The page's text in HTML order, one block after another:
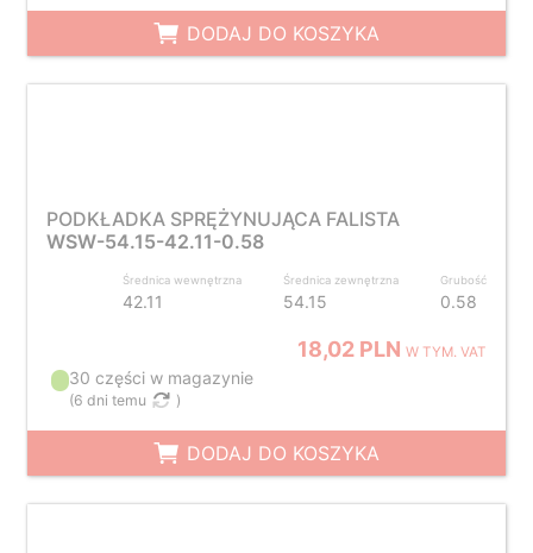
DODAJ DO KOSZYKA
PODKŁADKA SPRĘŻYNUJĄCA FALISTA
WSW-54.15-42.11-0.58
Średnica wewnętrzna
42.11
Średnica zewnętrzna
54.15
Grubość
0.58
18,02 PLNW TYM. VAT
30 części w magazynie
(6 dni temu )
DODAJ DO KOSZYKA